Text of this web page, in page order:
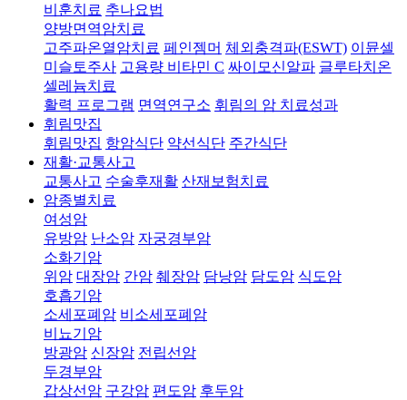
비훈치료 추나요법
양방면역암치료
고주파온열암치료 페인젬머 체외충격파(ESWT) 이뮨셀
미슬토주사 고용량 비타민 C 싸이모신알파 글루타치온
셀레늄치료
활력 프로그램 면역연구소 휘림의 암 치료성과
휘림맛집
휘림맛집 항암식단 약선식단 주간식단
재활·교통사고
교통사고 수술후재활 산재보험치료
암종별치료
여성암
유방암 난소암 자궁경부암
소화기암
위암 대장암 간암 췌장암 담낭암 담도암 식도암
호흡기암
소세포폐암 비소세포폐암
비뇨기암
방광암 신장암 전립선암
두경부암
갑상선암 구강암 편도암 후두암